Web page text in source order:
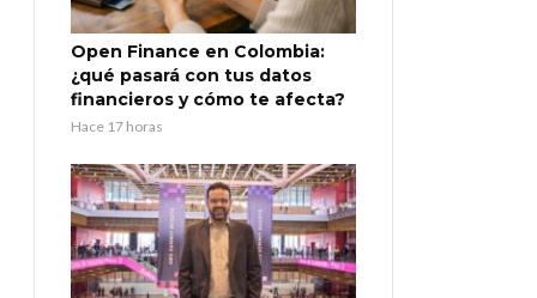
Open Finance en Colombia:
¿qué pasará con tus datos
financieros y cómo te afecta?
Hace 17 horas